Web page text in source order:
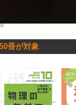
冊が対象